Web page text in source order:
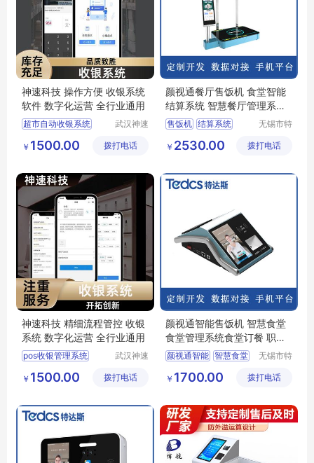
神速科技 操作方便 收银系统
软件 数字化运营 全行业通用
超市自动收银系统
超市收银管理系统
收银系统
武汉神速
公司
￥ 1500.00 拨打电话
颜视通餐厅售饭机 食堂智能
结算系统 智慧餐厅管理系统
称重结算台
售饭机 结算系统
称重结算台
无锡市特
科技有限
￥ 2530.00 拨打电话
神速科技 精细流程管控 收银
系统 数字化运营 全行业通用
pos收银管理系统
前厅收银系统
称重打码一体机
武汉神速
公司
￥ 1500.00 拨打电话
颜视通智能售饭机 智慧食堂
食堂管理系统食堂订餐 职工
食堂智能系统
颜视通智能 智慧食堂
食堂订餐 智能系统
无锡市特
科技有限
￥ 1700.00 拨打电话